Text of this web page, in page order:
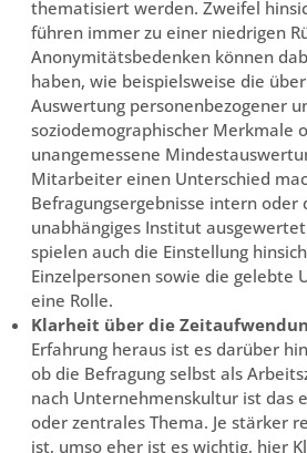
thematisiert werden. Zweifel
führen immer zu einer niedrigen
Anonymitätsbedenken können
haben, wie beispielsweise die
Auswertung personenbezogener
soziodemographischer Merkmale
unangemessene
Mitarbeiter einen Unterschied
Befragungsergebnisse intern oder
unabhängiges Institut
spielen auch die Einstellung
Einzelpersonen sowie die gelebte
eine Rolle.
Klarheit über die
Erfahrung heraus ist es darüber
ob die Befragung selbst als
nach Unternehmenskultur ist das
oder zentrales Thema. Je stärker
ist, umso eher ist es wichtig, hier